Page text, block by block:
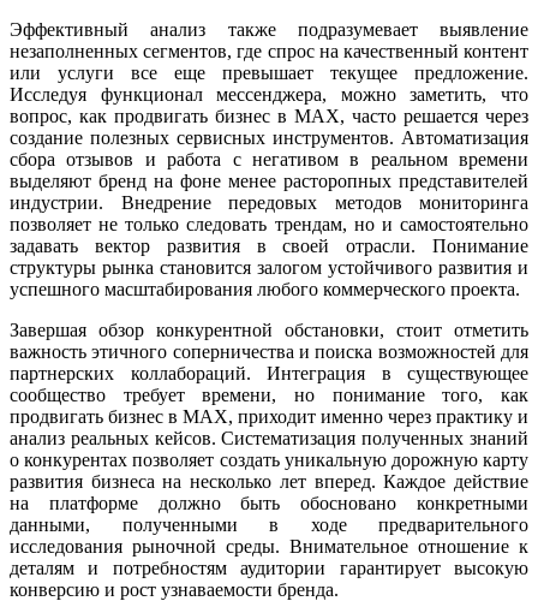
Эффективный анализ также подразумевает выявление
незаполненных сегментов, где спрос на качественный контент
или услуги все еще превышает текущее предложение.
Исследуя функционал мессенджера, можно заметить, что
вопрос, как продвигать бизнес в MAX, часто решается через
создание полезных сервисных инструментов. Автоматизация
сбора отзывов и работа с негативом в реальном времени
выделяют бренд на фоне менее расторопных представителей
индустрии. Внедрение передовых методов мониторинга
позволяет не только следовать трендам, но и самостоятельно
задавать вектор развития в своей отрасли. Понимание
структуры рынка становится залогом устойчивого развития и
успешного масштабирования любого коммерческого проекта.
Завершая обзор конкурентной обстановки, стоит отметить
важность этичного соперничества и поиска возможностей для
партнерских коллабораций. Интеграция в существующее
сообщество требует времени, но понимание того, как
продвигать бизнес в MAX, приходит именно через практику и
анализ реальных кейсов. Систематизация полученных знаний
о конкурентах позволяет создать уникальную дорожную карту
развития бизнеса на несколько лет вперед. Каждое действие
на платформе должно быть обосновано конкретными
данными, полученными в ходе предварительного
исследования рыночной среды. Внимательное отношение к
деталям и потребностям аудитории гарантирует высокую
конверсию и рост узнаваемости бренда.